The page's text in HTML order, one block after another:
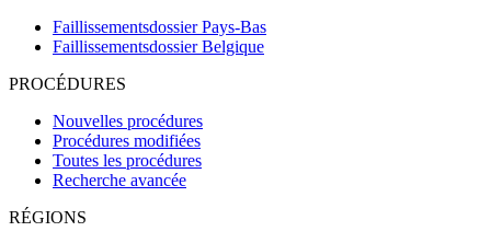
Faillissementsdossier Pays-Bas
Faillissementsdossier Belgique
PROCÉDURES
Nouvelles procédures
Procédures modifiées
Toutes les procédures
Recherche avancée
RÉGIONS